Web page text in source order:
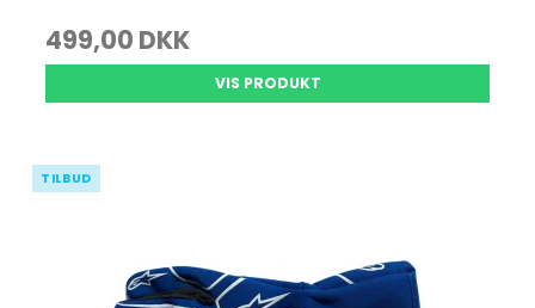
499,00 DKK
VIS PRODUKT
TILBUD